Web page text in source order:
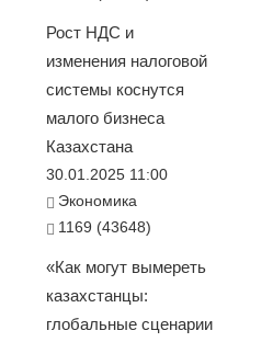
Рост НДС и
изменения налоговой
системы коснутся
малого бизнеса
Казахстана
30.01.2025 11:00
Экономика
1169 (43648)
«Как могут вымереть
казахстанцы:
глобальные сценарии